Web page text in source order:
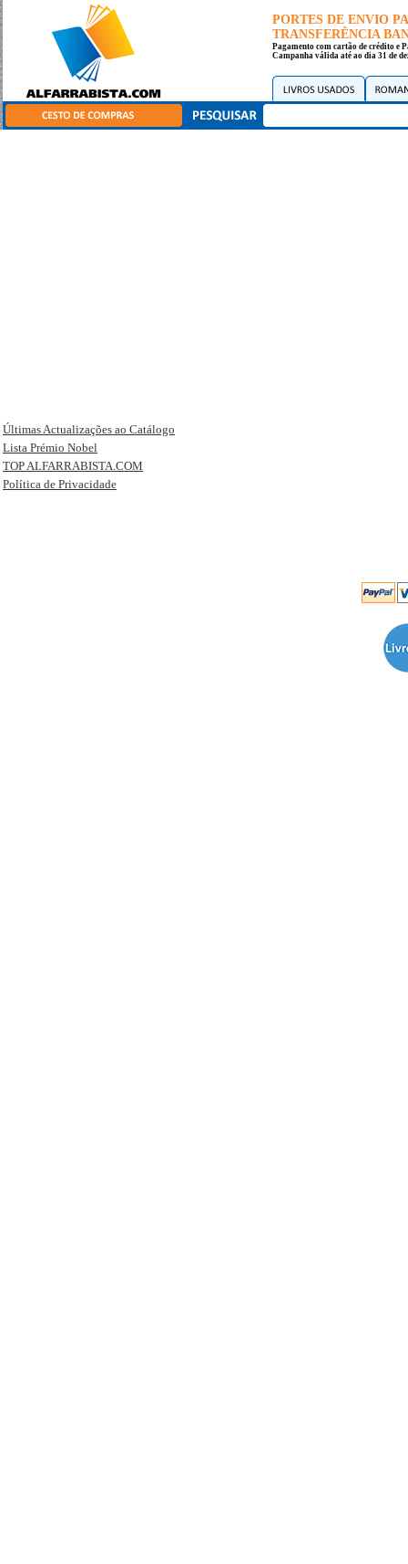
PORTES DE ENVIO
TRANSFERÊNCIA
Pagamento com cartão de crédito e
Campanha válida até ao dia 31 de
Últimas Actualizações ao Catálogo
Lista Prémio Nobel
TOP ALFARRABISTA.COM
Política de Privacidade